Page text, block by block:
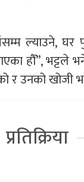
ल्याउने,
हौँ”,
र उनको खोजी
प्रतिक्रिया